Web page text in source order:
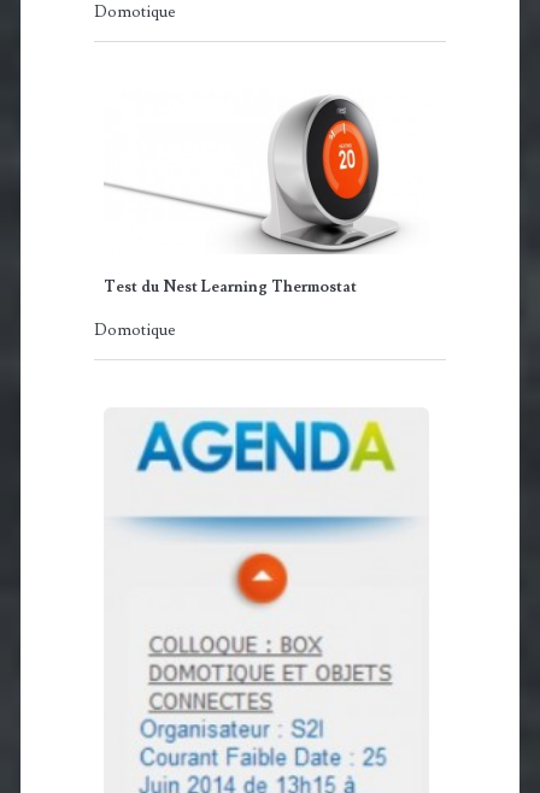
Domotique
Test du Nest Learning Thermostat
Domotique